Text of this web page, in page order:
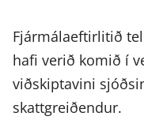
Fjármálaeftirlitið
hafi verið komið í
viðskiptavini
skattgreiðendur.